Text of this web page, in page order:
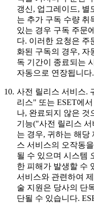
갱신, 업그레이드, 별
는 추가 구독 수량 취
있는 경우 구독 주문
다. 이러한 요청은 주
화된 구독의 경우, 자
독 기간이 종료되는
자동으로 연장됩니다.
10. 사전 릴리스 서비스.
리스" 또는 ESET에
나, 완료되지 않은 것
기능("사전 릴리스 서
는 경우, 귀하는 해당
스 서비스의 오작동
될 수 있으며 시스템
한 피해가 발생할 수
서비스와 관련하여
술 지원은 당사의 단
단될 수 있습니다.